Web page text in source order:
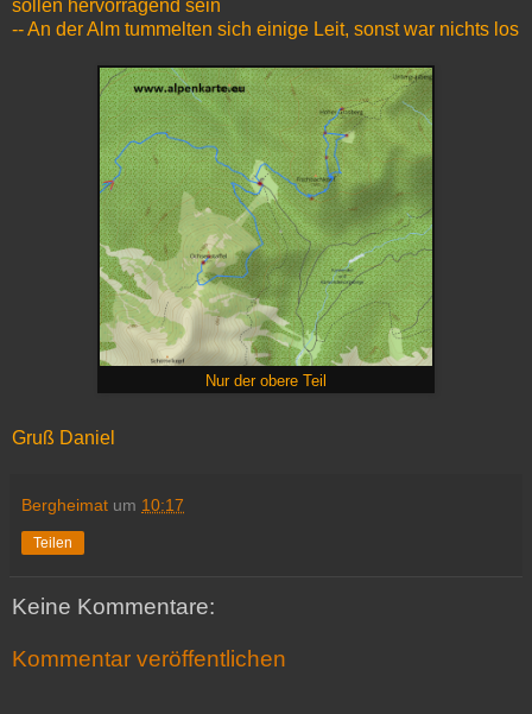
sollen hervorragend sein
-- An der Alm tummelten sich einige Leit, sonst war nichts los
Nur der obere Teil
Gruß Daniel
Bergheimat um 10:17
Teilen
Keine Kommentare:
Kommentar veröffentlichen